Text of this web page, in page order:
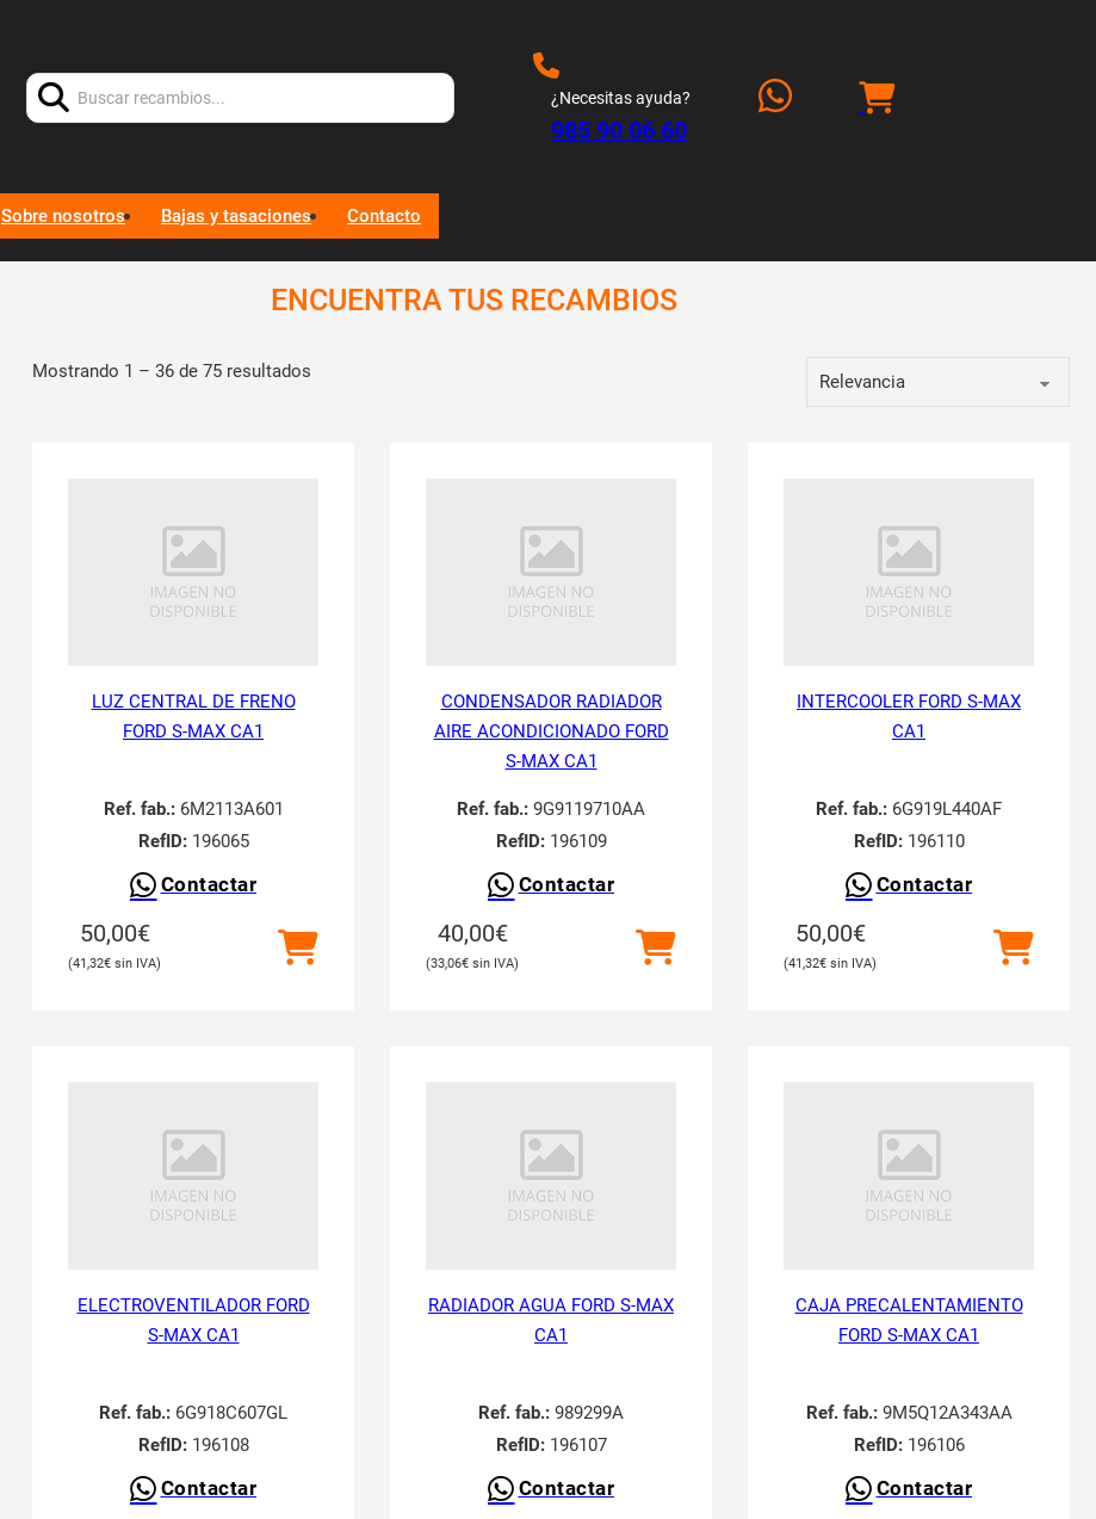
Buscar:
¿Necesitas ayuda?
985 90 06 60
Sobre nosotros Bajas y tasaciones Contacto
ENCUENTRA TUS RECAMBIOS
Mostrando 1 – 36 de 75 resultados
LUZ CENTRAL DE FRENO
FORD S-MAX CA1
Ref. fab.:6M2113A601
RefID:196065
Contactar
50,00€
41,32€
CONDENSADOR RADIADOR
AIRE ACONDICIONADO FORD
S-MAX CA1
Ref. fab.: 9G9119710AA
RefID:196109
Contactar
40,00€
33,06€
INTERCOOLER FORD S-MAX
CA1
Ref. fab.: 6G919L440AF
RefID:196110
Contactar
50,00€
41,32€
ELECTROVENTILADOR FORD
S-MAX CA1
Ref. fab.: 6G918C607GL
RefID:196108
Contactar
RADIADOR AGUA FORD S-MAX
CA1
Ref. fab.: 989299A
RefID:196107
Contactar
CAJA PRECALENTAMIENTO
FORD S-MAX CA1
Ref. fab.:9M5Q12A343AA
RefID:196106
Contactar